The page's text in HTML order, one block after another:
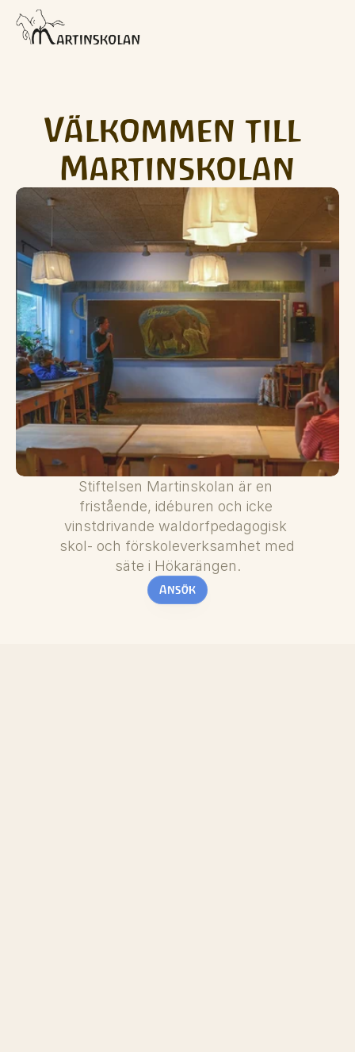
Välkommen till
Martinskolan
Stiftelsen Martinskolan är en
fristående, idéburen och icke
vinstdrivande waldorfpedagogisk
skol- och förskoleverksamhet med
säte i Hökarängen.
Ansök